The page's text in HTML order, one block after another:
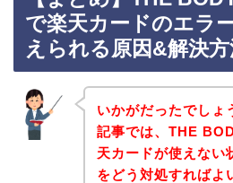
で楽天カードのエラ
えられる原因&解決
いかがだったでしょ
記事では、THE
天カードが使えない
をどう対処すればよ